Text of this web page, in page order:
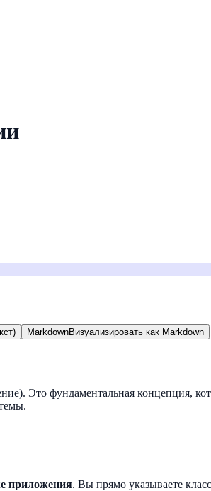
MarkdownВизуализировать как Markdown
Это фундаментальная концепция,
приложения. Вы прямо указываете